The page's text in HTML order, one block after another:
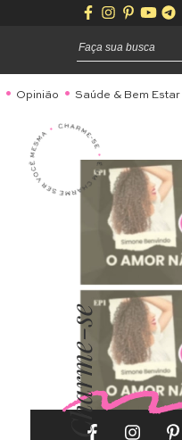
Opinião Saúde & Bem Estar
Charme-se